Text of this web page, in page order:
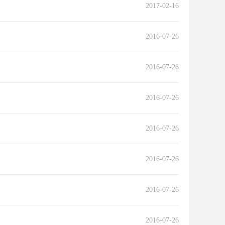
2017-02-16
2016-07-26
2016-07-26
2016-07-26
2016-07-26
2016-07-26
2016-07-26
2016-07-26